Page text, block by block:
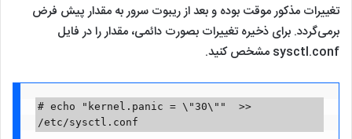
تغییرات مذکور موقت بوده و بعد از ریبوت سرور به مقدار پیش فرض
برمی‌گردد. برای ذخیره تغییرات بصورت دائمی، مقدار را در فایل
sysctl.conf مشخص کنید.
# echo "kernel.panic = \"30\""  >>
/etc/sysctl.conf